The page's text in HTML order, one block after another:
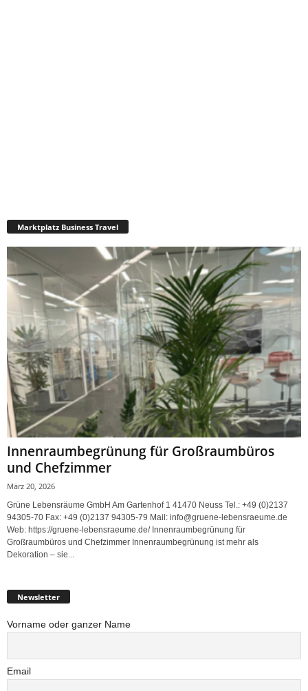
Marktplatz Business Travel
Innenraumbegrünung für Großraumbüros
und Chefzimmer
März 20, 2026
Grüne Lebensräume GmbH Am Gartenhof 1 41470 Neuss Tel.: +49 (0)2137
94305-70 Fax: +49 (0)2137 94305-79 Mail: info@gruene-lebensraeume.de
Web: https://gruene-lebensraeume.de/ Innenraumbegrünung für
Großraumbüros und Chefzimmer Innenraumbegrünung ist mehr als
Dekoration – sie...
Newsletter
Vorname oder ganzer Name
Email